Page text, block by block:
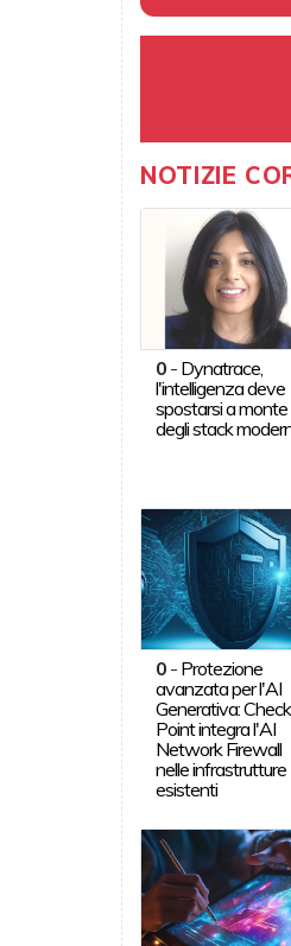
NOTIZIE
0- Dynatrace,
l'intelligenza deve
spostarsi a monte
degli stack
0- Protezione
avanzata per l'AI
Generativa: Check
Point integra l'AI
Network Firewall
nelle infrastrutture
esistenti